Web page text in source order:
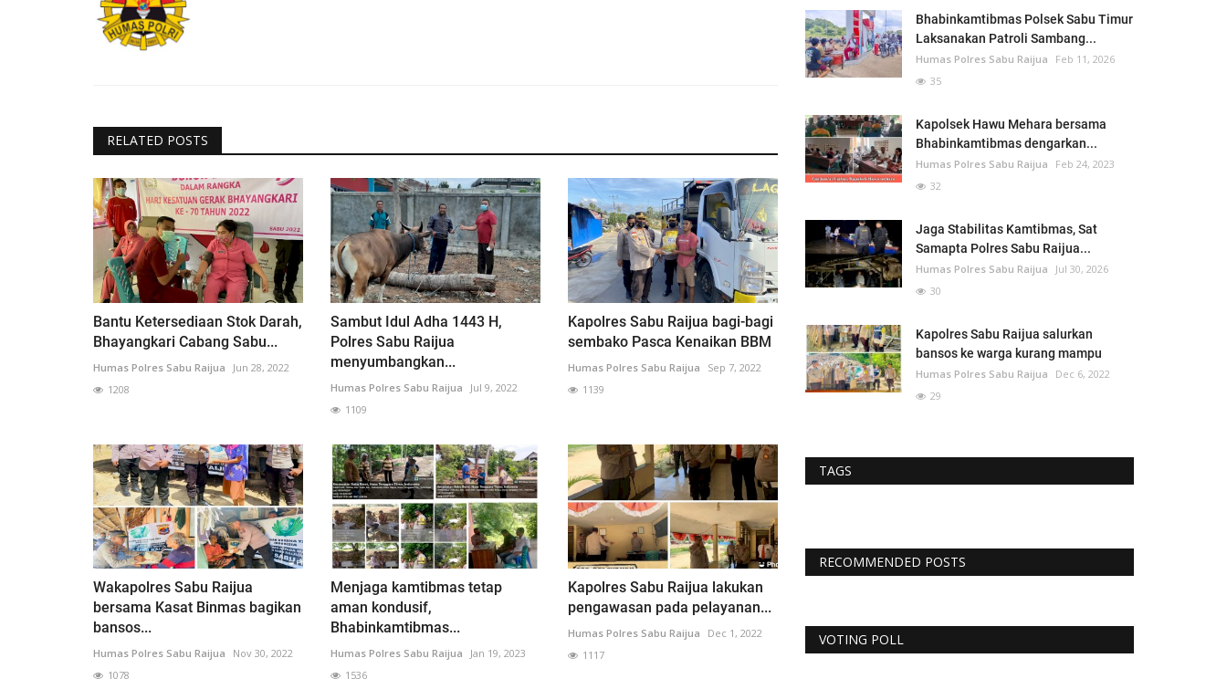
RELATED POSTS
Bantu Ketersediaan Stok Darah,
Bhayangkari Cabang Sabu...
Humas Polres Sabu Raijua
Jun 28, 2022
1208
Sambut Idul Adha 1443 H,
Polres Sabu Raijua
menyumbangkan...
Humas Polres Sabu Raijua
Jul 9, 2022
1109
Kapolres Sabu Raijua bagi-bagi
sembako Pasca Kenaikan BBM
Humas Polres Sabu Raijua
Sep 7, 2022
1139
Wakapolres Sabu Raijua
bersama Kasat Binmas bagikan
bansos...
Humas Polres Sabu Raijua
Nov 30, 2022
1078
Menjaga kamtibmas tetap
aman kondusif,
Bhabinkamtibmas...
Humas Polres Sabu Raijua
Jan 19, 2023
1536
Kapolres Sabu Raijua lakukan
pengawasan pada pelayanan...
Humas Polres Sabu Raijua
Dec 1, 2022
1117
Bhabinkamtibmas Polsek Sabu Timur
Laksanakan Patroli Sambang...
Humas Polres Sabu Raijua
Feb 11, 2026
35
Kapolsek Hawu Mehara bersama
Bhabinkamtibmas dengarkan...
Humas Polres Sabu Raijua
Feb 24, 2023
32
Jaga Stabilitas Kamtibmas, Sat
Samapta Polres Sabu Raijua...
Humas Polres Sabu Raijua
Jul 30, 2026
30
Kapolres Sabu Raijua salurkan
bansos ke warga kurang mampu
Humas Polres Sabu Raijua
Dec 6, 2022
29
TAGS
RECOMMENDED POSTS
VOTING POLL